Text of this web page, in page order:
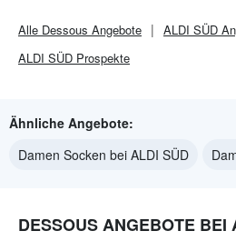
Alle Dessous Angebote ALDI SÜD
ALDI SÜD Prospekte
Ähnliche Angebote:
Damen Socken bei ALDI SÜD
DESSOUS ANGEBOTE BEI